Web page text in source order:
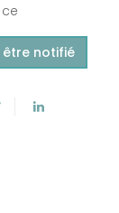
être notifié